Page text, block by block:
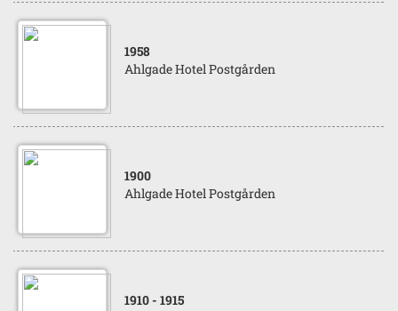
1958
Ahlgade Hotel Postgården
1900
Ahlgade Hotel Postgården
1910 - 1915